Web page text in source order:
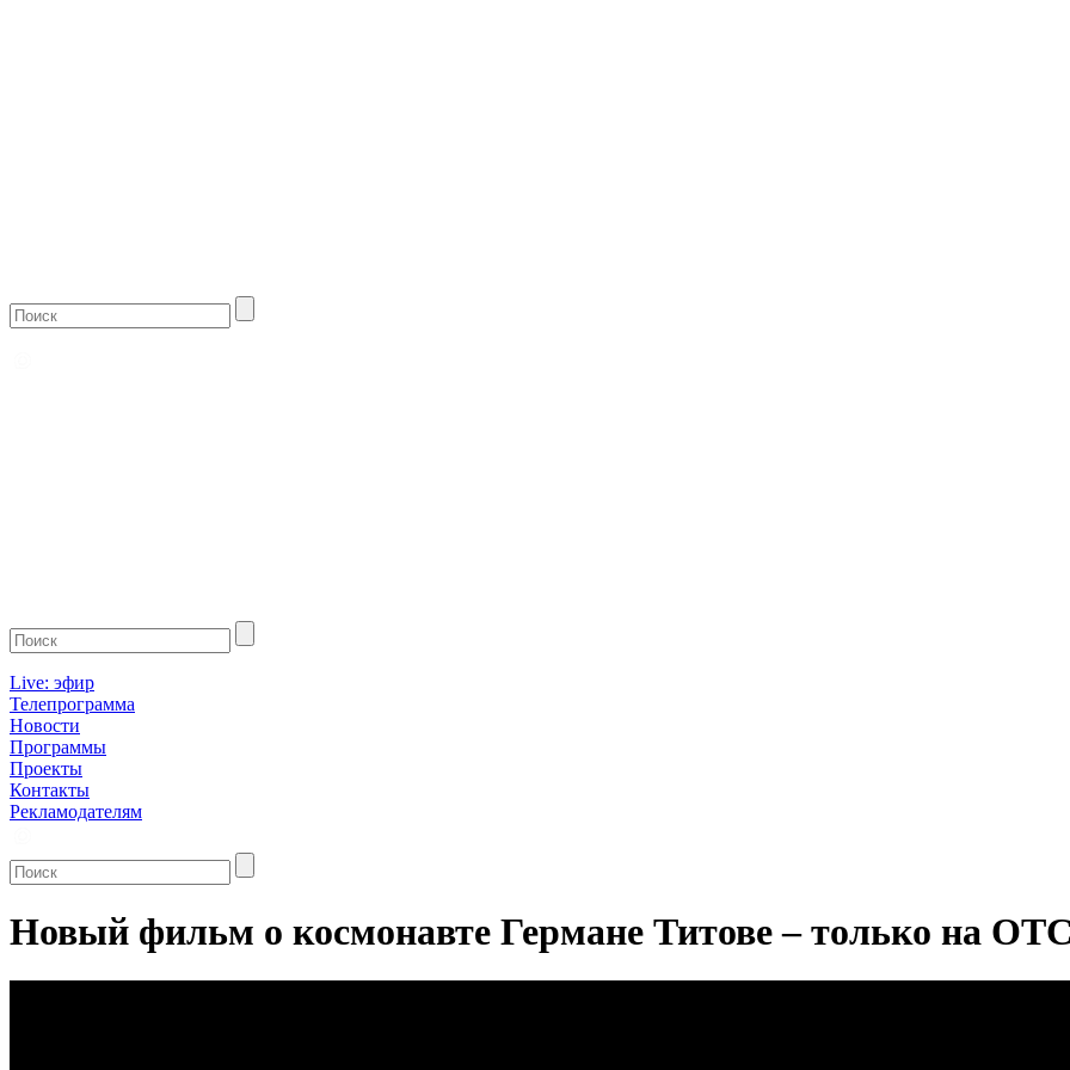
Live: эфир
Телепрограмма
Новости
Программы
Проекты
Контакты
Рекламодателям
Новый фильм о космонавте Германе Титове – только на